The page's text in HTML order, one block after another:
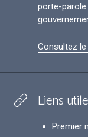
porte-
Consultez
Liens
Premier